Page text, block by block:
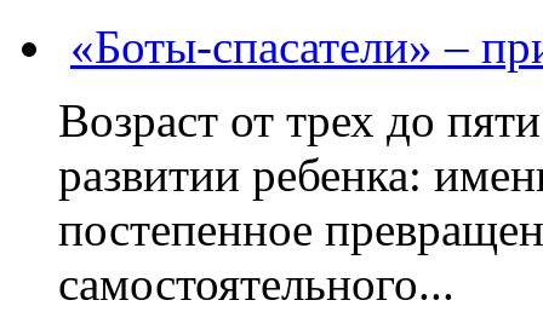
«Боты-спасатели» –
Возраст от трех до
развитии ребенка:
постепенное
самостоятельного...